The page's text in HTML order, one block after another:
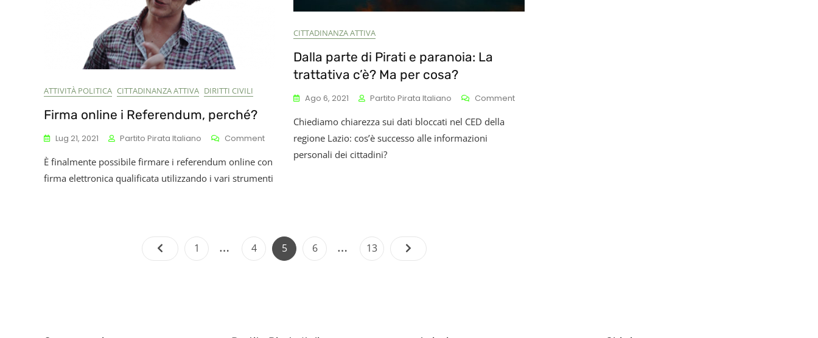
CITTADINANZA ATTIVA
Dalla parte di Pirati e paranoia: La
trattativa c’è? Ma per cosa?
Ago 6, 2021 Partito Pirata Italiano CommentOn
Chiediamo chiarezza sui dati bloccati nel CED della
regione Lazio: cos’è successo alle informazioni
personali dei cittadini?
ATTIVITÀ POLITICA CITTADINANZA ATTIVA DIRITTI CIVILI
Firma online i Referendum, perché?
Lug 21, 2021 Partito Pirata Italiano CommentOn
Online
I
È finalmente possibile firmare i referendum online con
firma elettronica qualificata utilizzando i vari strumenti
Paginazione
degli
Page
1 … Page
4 Page
5 Page
6 … Page
13